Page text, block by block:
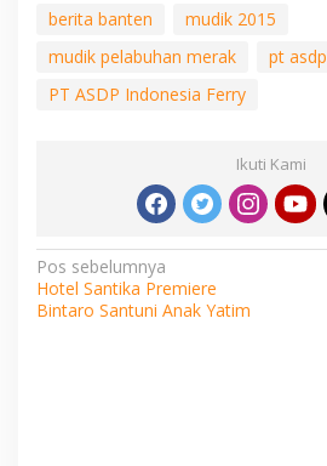
berita banten
mudik 2015
mudik pelabuhan merak
pt asdp
PT ASDP Indonesia Ferry
Ikuti Kami
Navigasi
pos
Pos sebelumnya
Hotel Santika Premiere
Bintaro Santuni Anak Yatim